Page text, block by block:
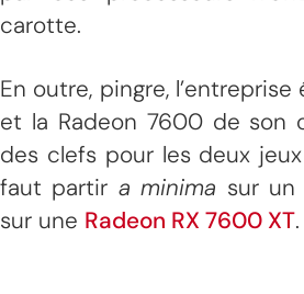
carotte.
En outre, pingre,
et la Radeon 7600 de son
des clefs pour les deux
faut partir a minima sur un
sur une Radeon RX 7600 XT.